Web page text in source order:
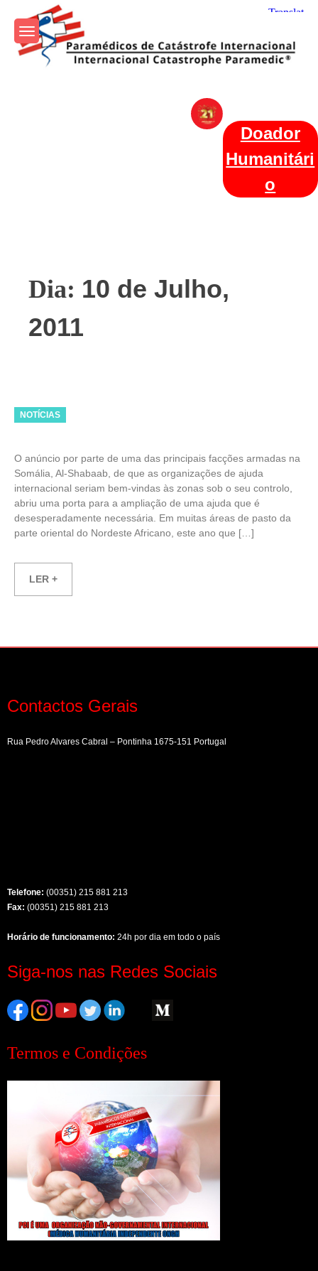
content
Internacional
Doador
Humanitári
o
Dia: 10 de Julho,
2011
Categories
NOTÍCIAS
O anúncio por parte de uma das principais facções armadas na
Somália, Al-Shabaab, de que as organizações de ajuda
internacional seriam bem-vindas às zonas sob o seu controlo,
abriu uma porta para a ampliação de uma ajuda que é
desesperadamente necessária. Em muitas áreas de pasto da
parte oriental do Nordeste Africano, este ano que […]
LER +
Contactos Gerais
Rua Pedro Alvares Cabral – Pontinha 1675-151 Portugal
Telefone: (00351) 215 881 213
Fax: (00351) 215 881 213
Horário de funcionamento: 24h por dia em todo o país
Siga-nos nas Redes Sociais
Termos e Condições